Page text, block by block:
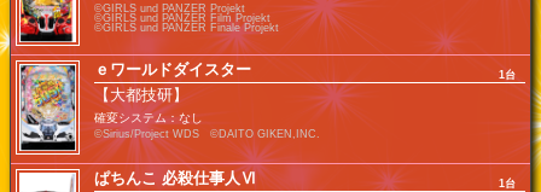
©GIRLS und PANZER Projekt
©GIRLS und PANZER Film Projekt
©GIRLS und PANZER Finale Projekt
1台
ｅワールドダイスター
【大都技研】
確変システム：なし
©Sirius/Project WDS ©DAITO GIKEN,INC.
1台
ぱちんこ 必殺仕事人Ⅵ